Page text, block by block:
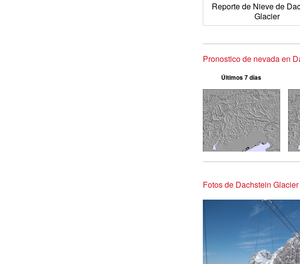
Reporte de Nieve de
Glacier
Pronostico de nevada en
Últimos 7 días
Fotos de Dachstein Glacier